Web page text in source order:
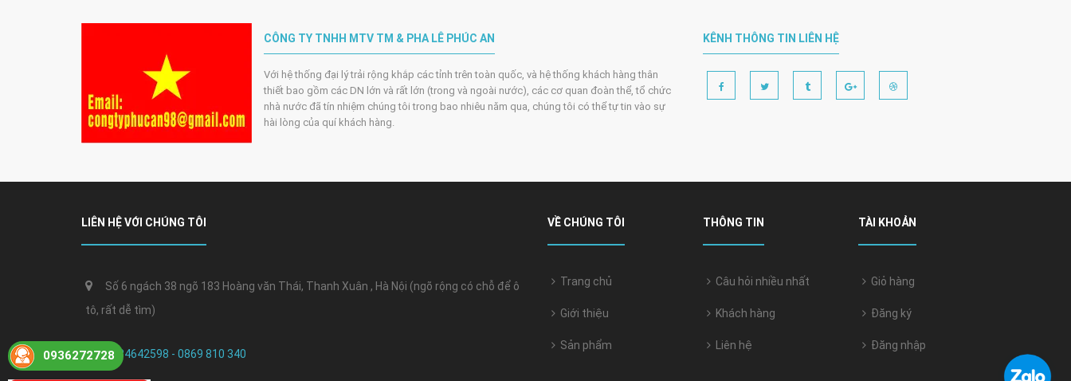
CÔNG TY TNHH MTV TM & PHA LÊ PHÚC AN
Với hệ thống đại lý trải rộng khắp các tỉnh trên toàn quốc, và hệ thống khách hàng thân
thiết bao gồm các DN lớn và rất lớn (trong và ngoài nước), các cơ quan đoàn thể, tổ chức
nhà nước đã tín nhiệm chúng tôi trong bao nhiêu năm qua, chúng tôi có thể tự tin vào sự
hài lòng của quí khách hàng.
KÊNH THÔNG TIN LIÊN HỆ
LIÊN HỆ VỚI CHÚNG TÔI
Số 6 ngách 38 ngõ 183 Hoàng văn Thái, Thanh Xuân , Hà Nội (ngõ rộng có chỗ để ô
tô, rất dễ tìm)
0384642598 - 0869 810 340
VỀ CHÚNG TÔI
Trang chủ
Giới thiệu
Sản phẩm
THÔNG TIN
Câu hỏi nhiều nhất
Khách hàng
Liên hệ
TÀI KHOẢN
Giỏ hàng
Đăng ký
Đăng nhập
0936272728